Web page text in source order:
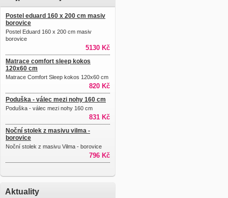
Postel eduard 160 x 200 cm masiv
borovice
Postel Eduard 160 x 200 cm masiv
borovice
5130 Kč
Matrace comfort sleep kokos
120x60 cm
Matrace Comfort Sleep kokos 120x60 cm
820 Kč
Poduška - válec mezi nohy 160 cm
Poduška - válec mezi nohy 160 cm
831 Kč
Noční stolek z masivu vilma -
borovice
Noční stolek z masivu Vilma - borovice
796 Kč
Aktuality